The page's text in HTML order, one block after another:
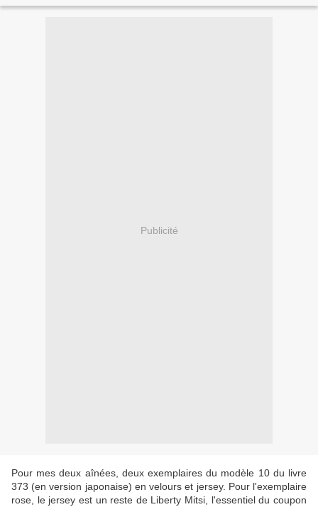
Publicité
Pour mes deux aînées, deux exemplaires du modèle 10 du livre
373 (en version japonaise) en velours et jersey. Pour l'exemplaire
rose, le jersey est un reste de Liberty Mitsi, l'essentiel du coupon